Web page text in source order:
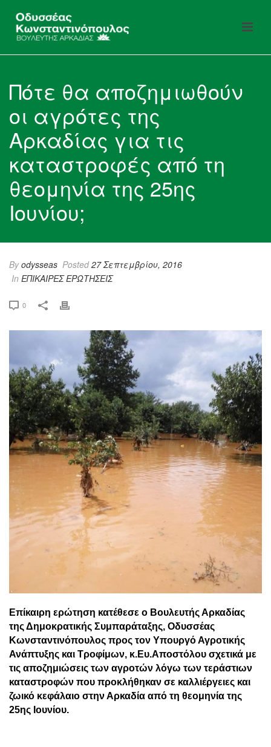
Πότε θα αποζημιωθούν
οι αγρότες της
Αρκαδίας για τις
καταστροφές από τη
θεομηνία της 25ης
Ιουνίου;
Byodysseas Posted27 Σεπτεμβρίου, 2016
In ΕΠΙΚΑΙΡΕΣ ΕΡΩΤΗΣΕΙΣ
0
Επίκαιρη ερώτηση κατέθεσε ο Βουλευτής Αρκαδίας
της Δημοκρατικής Συμπαράταξης, Οδυσσέας
Κωνσταντινόπουλος προς τον Υπουργό Αγροτικής
Ανάπτυξης και Τροφίμων, κ.Ευ.Αποστόλου σχετικά με
τις αποζημιώσεις των αγροτών λόγω των τεράστιων
καταστροφών που προκλήθηκαν σε καλλιέργειες και
ζωικό κεφάλαιο στην Αρκαδία από τη θεομηνία της
25ης Ιουνίου.